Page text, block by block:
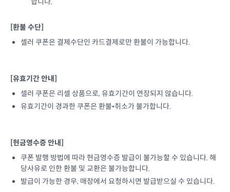
[환불 수단]
셀러 쿠폰은 결제수단인 카드결제로만 환불이 가능합니다.
[유효기간 안내]
셀러 쿠폰은 리셀 상품으로, 유효기간이 연장되지 않습니다.
유효기간이 경과한 쿠폰은 환불•취소가 불가합니다.
[현금영수증 안내]
쿠폰 발행 방법에 따라 현금영수증 발급이 불가능할 수 있습니다. 해
당사유로 인한 환불 및 교환은 불가능합니다.
발급이 가능한 경우, 매장에서 요청하시면 발급받으실 수 있습니다.